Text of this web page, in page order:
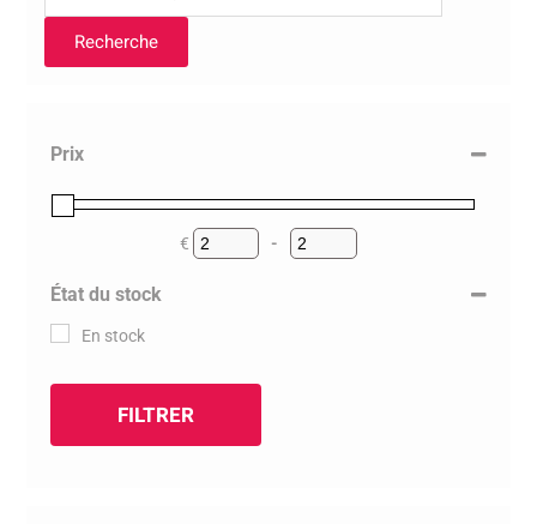
Recherche
Prix
€
Minimum Price
-
Maximum Price
État du stock
En stock
FILTRER